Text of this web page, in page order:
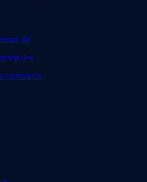
в ВК
учитывать